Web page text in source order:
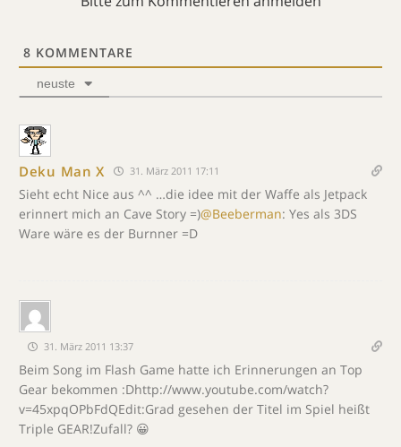
8 KOMMENTARE
neuste
Deku Man X 31. März 2011 17:11
Sieht echt Nice aus ^^ …die idee mit der Waffe als Jetpack
erinnert mich an Cave Story =)@Beeberman: Yes als 3DS
Ware wäre es der Burnner =D
31. März 2011 13:37
Beim Song im Flash Game hatte ich Erinnerungen an Top
Gear bekommen :Dhttp://www.youtube.com/watch?
v=45xpqOPbFdQEdit:Grad gesehen der Titel im Spiel heißt
Triple GEAR!Zufall? 😀